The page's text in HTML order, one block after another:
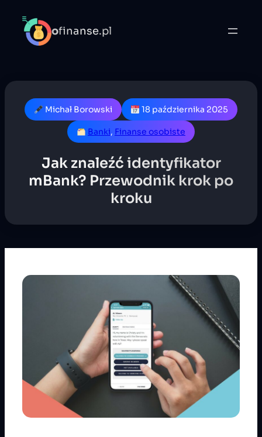
ofinanse.pl
Michał Borowski 18 października 2025
Banki, Finanse osobiste
Jak znaleźć identyfikator
mBank? Przewodnik krok po
kroku